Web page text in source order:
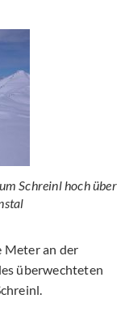
Schreinl hoch über
Meter an der
überwechteten